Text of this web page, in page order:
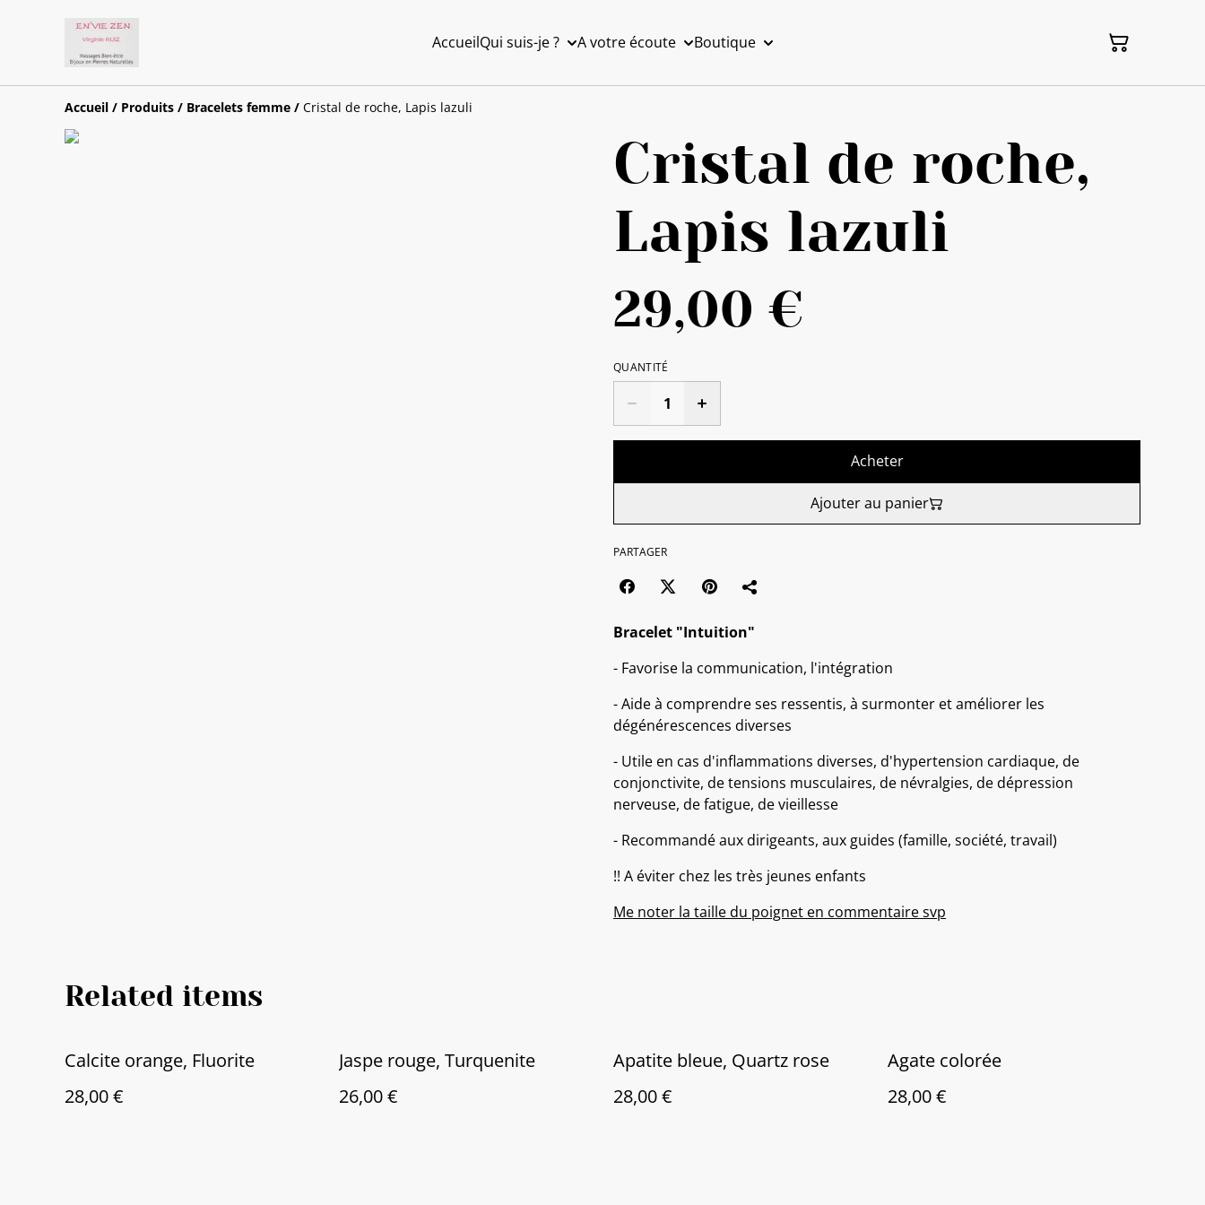
AccueilQui suis-je ? A votre écoute Boutique
Accueil / Produits / Bracelets femme / Cristal de roche, Lapis lazuli
Cristal de roche,
Lapis lazuli
29,00 €
QUANTITÉ
Acheter
Ajouter au panier
PARTAGER
Bracelet "Intuition"
- Favorise la communication, l'intégration
- Aide à comprendre ses ressentis, à surmonter et améliorer les
dégénérescences diverses
- Utile en cas d'inflammations diverses, d'hypertension cardiaque, de
conjonctivite, de tensions musculaires, de névralgies, de dépression
nerveuse, de fatigue, de vieillesse
- Recommandé aux dirigeants, aux guides (famille, société, travail)
!! A éviter chez les très jeunes enfants
Me noter la taille du poignet en commentaire svp
Related items
Calcite orange, Fluorite
28,00 €
Jaspe rouge, Turquenite
26,00 €
Apatite bleue, Quartz rose
28,00 €
Agate colorée
28,00 €